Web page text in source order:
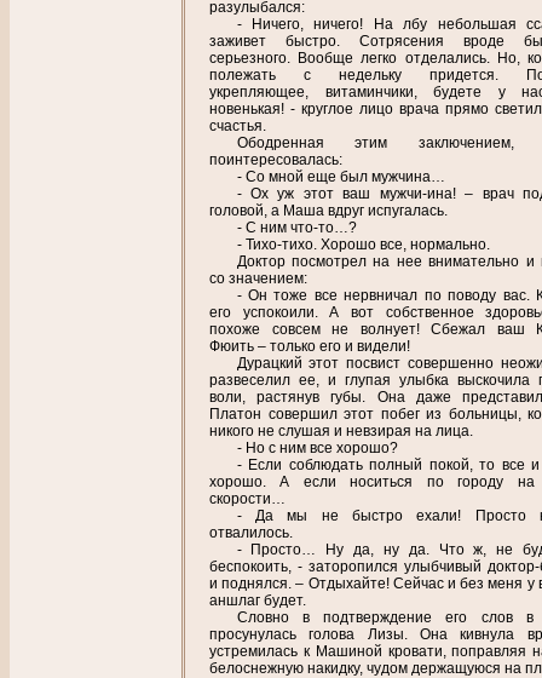
разулыбался:
- Ничего, ничего! На лбу небольшая
заживет быстро. Сотрясения вроде
серьезного. Вообще легко отделались. Но,
полежать с недельку придется.
укрепляющее, витаминчики, будете у
новенькая! - круглое лицо врача прямо
счастья.
Ободренная этим заключением,
поинтересовалась:
- Со мной еще был мужчина…
- Ох уж этот ваш мужчи-ина! – врач
головой, а Маша вдруг испугалась.
- С ним что-то…?
- Тихо-тихо. Хорошо все, нормально.
Доктор посмотрел на нее внимательно и
со значением:
- Он тоже все нервничал по поводу вас.
его успокоили. А вот собственное
похоже совсем не волнует! Сбежал ваш
Фюить – только его и видели!
Дурацкий этот посвист совершенно
развеселил ее, и глупая улыбка выскочила
воли, растянув губы. Она даже
Платон совершил этот побег из больницы,
никого не слушая и невзирая на лица.
- Но с ним все хорошо?
- Если соблюдать полный покой, то все
хорошо. А если носиться по городу на
скорости…
- Да мы не быстро ехали! Просто
отвалилось.
- Просто… Ну да, ну да. Что ж, не
беспокоить, - заторопился улыбчивый доктор-
и поднялся. – Отдыхайте! Сейчас и без меня у
аншлаг будет.
Словно в подтверждение его слов в
просунулась голова Лизы. Она кивнула
устремилась к Машиной кровати, поправляя
белоснежную накидку, чудом держащуюся на